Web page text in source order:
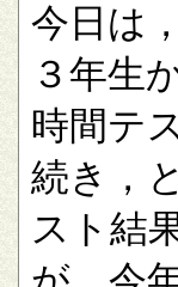
今日は
３年生
時間テ
続き，
スト結